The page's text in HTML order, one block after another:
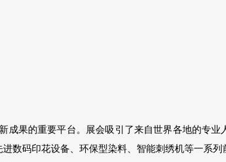
成果的重要平台。展会吸引了来自世界各地的专
数码印花设备、环保型染料、智能刺绣机等一系